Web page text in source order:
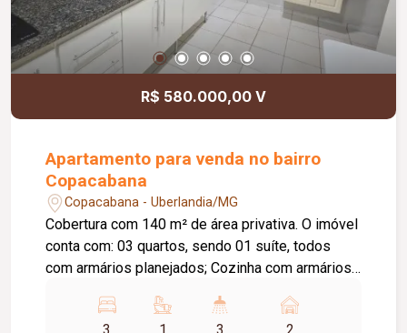
R$ 580.000,00 V
Apartamento para venda no bairro
Copacabana
Copacabana - Uberlandia/MG
Cobertura com 140 m² de área privativa. O imóvel
conta com: 03 quartos, sendo 01 suíte, todos
com armários planejados; Cozinha com armários
Sala no pavimento superior; Lavabo; Área de